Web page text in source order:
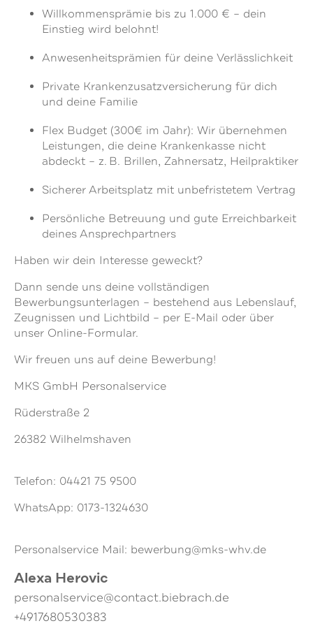
Willkommensprämie bis zu 1.000 € – dein
Einstieg wird belohnt!
Anwesenheitsprämien für deine Verlässlichkeit
Private Krankenzusatzversicherung für dich
und deine Familie
Flex Budget (300€ im Jahr): Wir übernehmen
Leistungen, die deine Krankenkasse nicht
abdeckt – z. B. Brillen, Zahnersatz, Heilpraktiker
Sicherer Arbeitsplatz mit unbefristetem Vertrag
Persönliche Betreuung und gute Erreichbarkeit
deines Ansprechpartners
Haben wir dein Interesse geweckt?
Dann sende uns deine vollständigen
Bewerbungsunterlagen – bestehend aus Lebenslauf,
Zeugnissen und Lichtbild – per E-Mail oder über
unser Online-Formular.
Wir freuen uns auf deine Bewerbung!
MKS GmbH Personalservice
Rüderstraße 2
26382 Wilhelmshaven
Telefon: 04421 75 9500
WhatsApp: 0173-1324630
Personalservice Mail: bewerbung@mks-whv.de
Alexa Herovic
personalservice@contact.biebrach.de
+4917680530383